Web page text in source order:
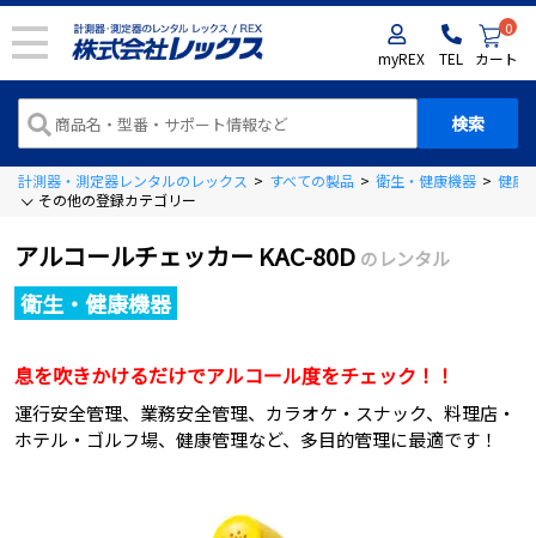
myREX TEL
0
カート
計測器・測定器レンタルのレックス > すべての製品 > 衛生・健康機器 > 健康
その他の登録カテゴリー
アルコールチェッカー KAC-80D のレンタル
衛生・健康機器
息を吹きかけるだけでアルコール度をチェック！！
運行安全管理、業務安全管理、カラオケ・スナック、料理店・
ホテル・ゴルフ場、健康管理など、多目的管理に最適です！